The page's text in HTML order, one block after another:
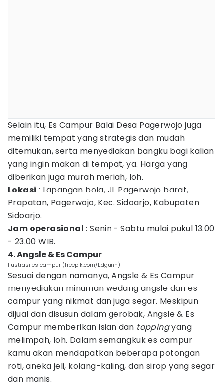
Selain itu, Es Campur Balai Desa Pagerwojo juga
memiliki tempat yang strategis dan mudah
ditemukan, serta menyediakan bangku bagi kalian
yang ingin makan di tempat, ya. Harga yang
diberikan juga murah meriah, loh.
Lokasi : Lapangan bola, Jl. Pagerwojo barat,
Prapatan, Pagerwojo, Kec. Sidoarjo, Kabupaten
Sidoarjo.
Jam operasional : Senin - Sabtu mulai pukul 13.00
- 23.00 WIB.
4. Angsle & Es Campur
Ilustrasi es campur (freepik.com/Edgunn)
Sesuai dengan namanya, Angsle & Es Campur
menyediakan minuman wedang angsle dan es
campur yang nikmat dan juga segar. Meskipun
dijual dan disusun dalam gerobak, Angsle & Es
Campur memberikan isian dan toppingyang
melimpah, loh. Dalam semangkuk es campur
kamu akan mendapatkan beberapa potongan
roti, aneka jeli, kolang-kaling, dan sirop yang segar
dan manis.